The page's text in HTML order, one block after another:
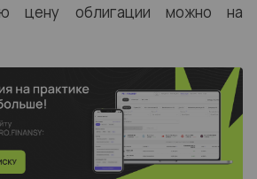
цену облигации можно на